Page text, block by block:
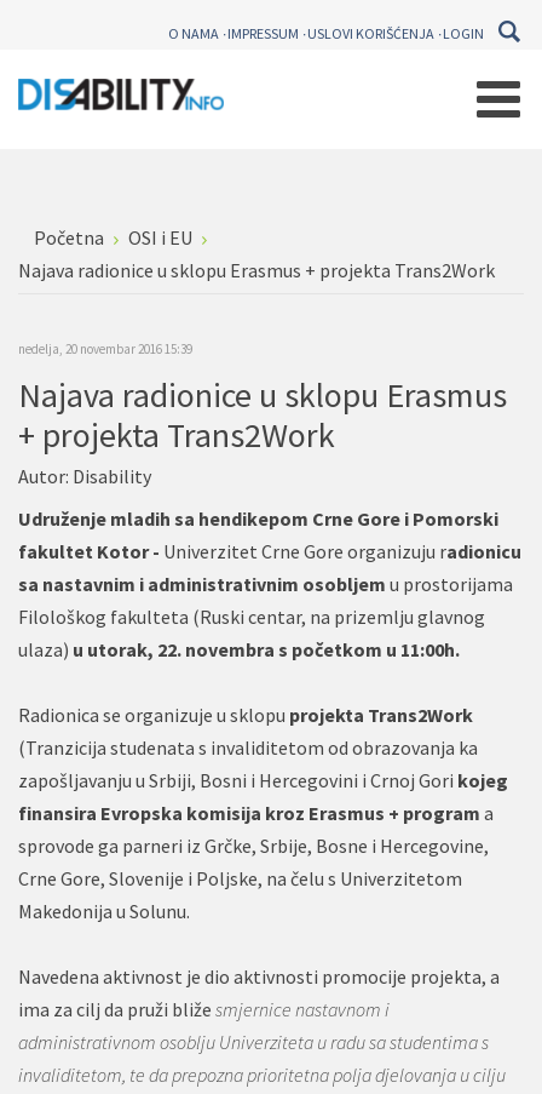
O NAMA IMPRESSUM USLOVI KORIŠĆENJA LOGIN
Početna
OSI i EU
Najava radionice u sklopu Erasmus + projekta Trans2Work
nedelja, 20 novembar 2016 15:39
Najava radionice u sklopu Erasmus
+ projekta Trans2Work
Autor: Disability
Udruženje mladih sa hendikepom Crne Gore i Pomorski
fakultet Kotor - Univerzitet Crne Gore organizuju radionicu
sa nastavnim i administrativnim osobljem u prostorijama
Filološkog fakulteta (Ruski centar, na prizemlju glavnog
ulaza) u utorak, 22. novembra s početkom u 11:00h.
Radionica se organizuje u sklopu projekta Trans2Work
(Tranzicija studenata s invaliditetom od obrazovanja ka
zapošljavanju u Srbiji, Bosni i Hercegovini i Crnoj Gori kojeg
finansira Evropska komisija kroz Erasmus + program a
sprovode ga parneri iz Grčke, Srbije, Bosne i Hercegovine,
Crne Gore, Slovenije i Poljske, na čelu s Univerzitetom
Makedonija u Solunu.
Navedena aktivnost je dio aktivnosti promocije projekta, a
ima za cilj da pruži bliže smjernice nastavnom i
administrativnom osoblju Univerziteta u radu sa studentima s
invaliditetom, te da prepozna prioritetna polja djelovanja u cilju